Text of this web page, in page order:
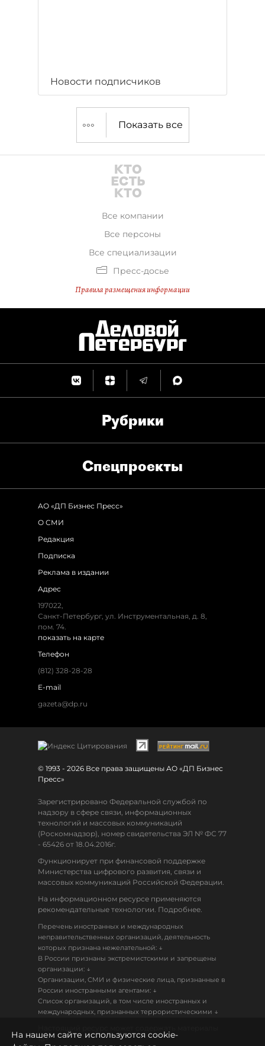
Новости подписчиков
Показать все
Все компании
Все персоны
Все специализации
Пресс-досье
Правила размещения информации
Рубрики
Спец­проекты
АО «ДП Бизнес Пресс»
О СМИ
Редакция
Подписка
Реклама в издании
Адрес
197022,
Санкт-Петербург, ул. Инструментальная, д. 8,
пом. 74.
показать на карте
Телефон
(812) 328-28-28
E-mail
gazeta@dp.ru
© 1993 - 2026 Все права защищены АО «ДП Бизнес
Пресс»
Зарегистрировано Федеральной службой по
надзору в сфере связи, информационных
технологий и массовых коммуникаций
(Роскомнадзор), номер свидетельства ЭЛ № ФС 77
- 65426 от 18.04.2016г.
Функционирует при финансовой поддержке
Министерства цифрового развития, связи и
массовых коммуникаций Российской Федерации.
На информационном ресурсе применяются
рекомендательные технологии. Подробнее.
Перечень иностранных и международных
неправительственных организаций, деятельность
которых признана нежелательной: ↓
В России признаны экстремистскими и запрещены
организации: ↓
Организации, СМИ и физические лица, признанные в
России иностранными агентами: ↓
Список организаций, в том числе иностранных и
международных, признанных террористическими ↓
18+
На нашем сайте используются cookie-